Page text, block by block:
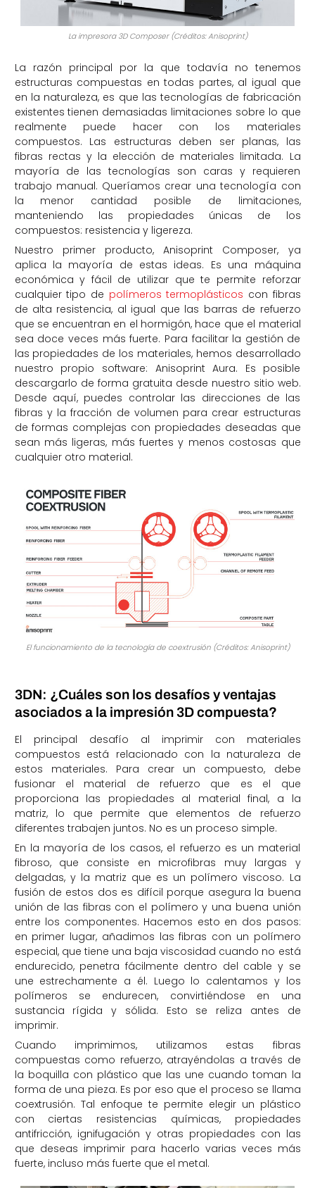
La impresora 3D Composer (Créditos: Anisoprint)
La razón principal por la que todavía no tenemos
estructuras compuestas en todas partes, al igual que
en la naturaleza, es que las tecnologías de fabricación
existentes tienen demasiadas limitaciones sobre lo que
realmente puede hacer con los materiales
compuestos. Las estructuras deben ser planas, las
fibras rectas y la elección de materiales limitada. La
mayoría de las tecnologías son caras y requieren
trabajo manual. Queríamos crear una tecnología con
la menor cantidad posible de limitaciones,
manteniendo las propiedades únicas de los
compuestos: resistencia y ligereza.
Nuestro primer producto, Anisoprint Composer, ya
aplica la mayoría de estas ideas. Es una máquina
económica y fácil de utilizar que te permite reforzar
cualquier tipo de polímeros termoplásticos con fibras
de alta resistencia, al igual que las barras de refuerzo
que se encuentran en el hormigón, hace que el material
sea doce veces más fuerte. Para facilitar la gestión de
las propiedades de los materiales, hemos desarrollado
nuestro propio software: Anisoprint Aura. Es posible
descargarlo de forma gratuita desde nuestro sitio web.
Desde aquí, puedes controlar las direcciones de las
fibras y la fracción de volumen para crear estructuras
de formas complejas con propiedades deseadas que
sean más ligeras, más fuertes y menos costosas que
cualquier otro material.
El funcionamiento de la tecnología de coextrusión (Créditos: Anisoprint)
3DN: ¿Cuáles son los desafíos y ventajas
asociados a la impresión 3D compuesta?
El principal desafío al imprimir con materiales
compuestos está relacionado con la naturaleza de
estos materiales. Para crear un compuesto, debe
fusionar el material de refuerzo que es el que
proporciona las propiedades al material final, a la
matriz, lo que permite que elementos de refuerzo
diferentes trabajen juntos. No es un proceso simple.
En la mayoría de los casos, el refuerzo es un material
fibroso, que consiste en microfibras muy largas y
delgadas, y la matriz que es un polímero viscoso. La
fusión de estos dos es difícil porque asegura la buena
unión de las fibras con el polímero y una buena unión
entre los componentes. Hacemos esto en dos pasos:
en primer lugar, añadimos las fibras con un polímero
especial, que tiene una baja viscosidad cuando no está
endurecido, penetra fácilmente dentro del cable y se
une estrechamente a él. Luego lo calentamos y los
polímeros se endurecen, convirtiéndose en una
sustancia rígida y sólida. Esto se reliza antes de
imprimir.
Cuando imprimimos, utilizamos estas fibras
compuestas como refuerzo, atrayéndolas a través de
la boquilla con plástico que las une cuando toman la
forma de una pieza. Es por eso que el proceso se llama
coextrusión. Tal enfoque te permite elegir un plástico
con ciertas resistencias químicas, propiedades
antifricción, ignifugación y otras propiedades con las
que deseas imprimir para hacerlo varias veces más
fuerte, incluso más fuerte que el metal.